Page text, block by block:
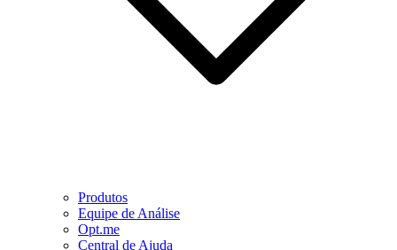
Produtos
Equipe de Análise
Opt.me
Central de Ajuda